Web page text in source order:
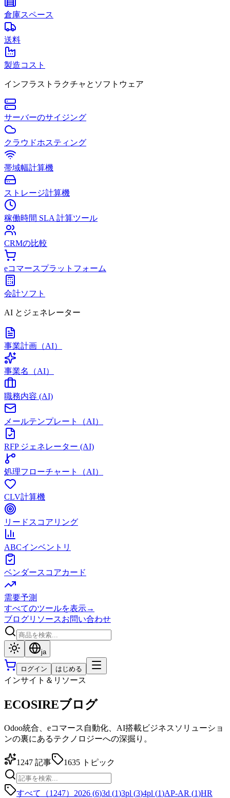
倉庫スペース
送料
製造コスト
インフラストラクチャとソフトウェア
サーバーのサイジング
クラウドホスティング
帯域幅計算機
ストレージ計算機
稼働時間 SLA 計算ツール
CRMの比較
eコマースプラットフォーム
会計ソフト
AI とジェネレーター
事業計画（AI）
事業名（AI）
職務内容 (AI)
メールテンプレート（AI）
RFP ジェネレーター (AI)
処理フローチャート（AI）
CLV計算機
リードスコアリング
ABCインベントリ
ベンダースコアカード
需要予測
すべてのツールを表示→
ブログリソースお問い合わせ
ja
ログイン はじめる
インサイト＆リソース
ECOSIREブログ
Odoo統合、eコマース自動化、AI搭載ビジネスソリューショ
ンの裏にあるテクノロジーへの深掘り。
1247 記事 1635 トピック
すべて（1247） 2026 (6)3d (1)3pl (3)4pl (1)AP-AR (1)HR